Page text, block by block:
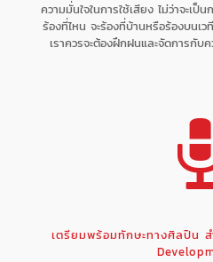
ความมั่นใจในการใช้เสียง ไม่ว่าจะเป็
ร้องที่ไหน จะร้องที่บ้านหรือร้องบนเ
เราควรจะต้องฝึกฝนและจัดการกับ
เตรียมพร้อมทักษะทางศิลปิน